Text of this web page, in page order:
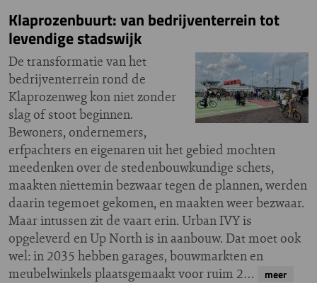
Klaprozenbuurt: van bedrijventerrein tot
levendige stadswijk
De transformatie van het
bedrijventerrein rond de
Klaprozenweg kon niet zonder
slag of stoot beginnen.
Bewoners, ondernemers,
erfpachters en eigenaren uit het gebied mochten
meedenken over de stedenbouwkundige schets,
maakten niettemin bezwaar tegen de plannen, werden
daarin tegemoet gekomen, en maakten weer bezwaar.
Maar intussen zit de vaart erin. Urban IVY is
opgeleverd en Up North is in aanbouw. Dat moet ook
wel: in 2035 hebben garages, bouwmarkten en
meubelwinkels plaatsgemaakt voor ruim 2…
meer